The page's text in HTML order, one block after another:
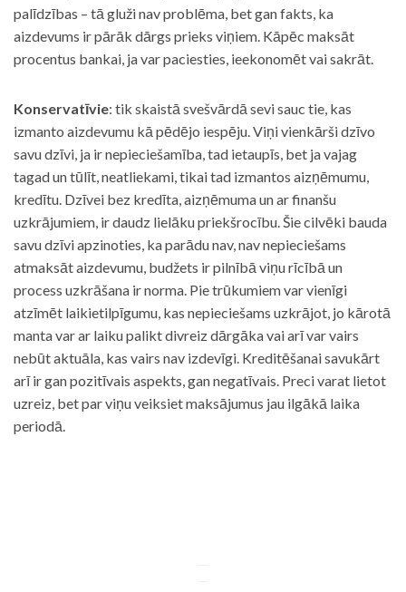
palīdzības – tā gluži nav problēma, bet gan fakts, ka
aizdevums ir pārāk dārgs prieks viņiem. Kāpēc maksāt
procentus bankai, ja var paciesties, ieekonomēt vai sakrāt.
Konservatīvie: tik skaistā svešvārdā sevi sauc tie, kas
izmanto aizdevumu kā pēdējo iespēju. Viņi vienkārši dzīvo
savu dzīvi, ja ir nepieciešamība, tad ietaupīs, bet ja vajag
tagad un tūlīt, neatliekami, tikai tad izmantos aizņēmumu,
kredītu. Dzīvei bez kredīta, aizņēmuma un ar finanšu
uzkrājumiem, ir daudz lielāku priekšrocību. Šie cilvēki bauda
savu dzīvi apzinoties, ka parādu nav, nav nepieciešams
atmaksāt aizdevumu, budžets ir pilnībā viņu rīcībā un
process uzkrāšana ir norma. Pie trūkumiem var vienīgi
atzīmēt laikietilpīgumu, kas nepieciešams uzkrājot, jo kārotā
manta var ar laiku palikt divreiz dārgāka vai arī var vairs
nebūt aktuāla, kas vairs nav izdevīgi. Kreditēšanai savukārt
arī ir gan pozitīvais aspekts, gan negatīvais. Preci varat lietot
uzreiz, bet par viņu veiksiet maksājumus jau ilgākā laika
periodā.